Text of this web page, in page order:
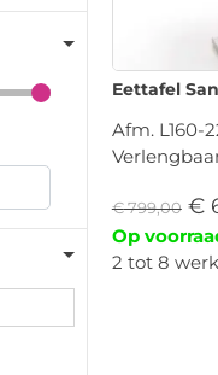
Eettafel
Afm. L160-
€799,00 €
Op
2 tot 8